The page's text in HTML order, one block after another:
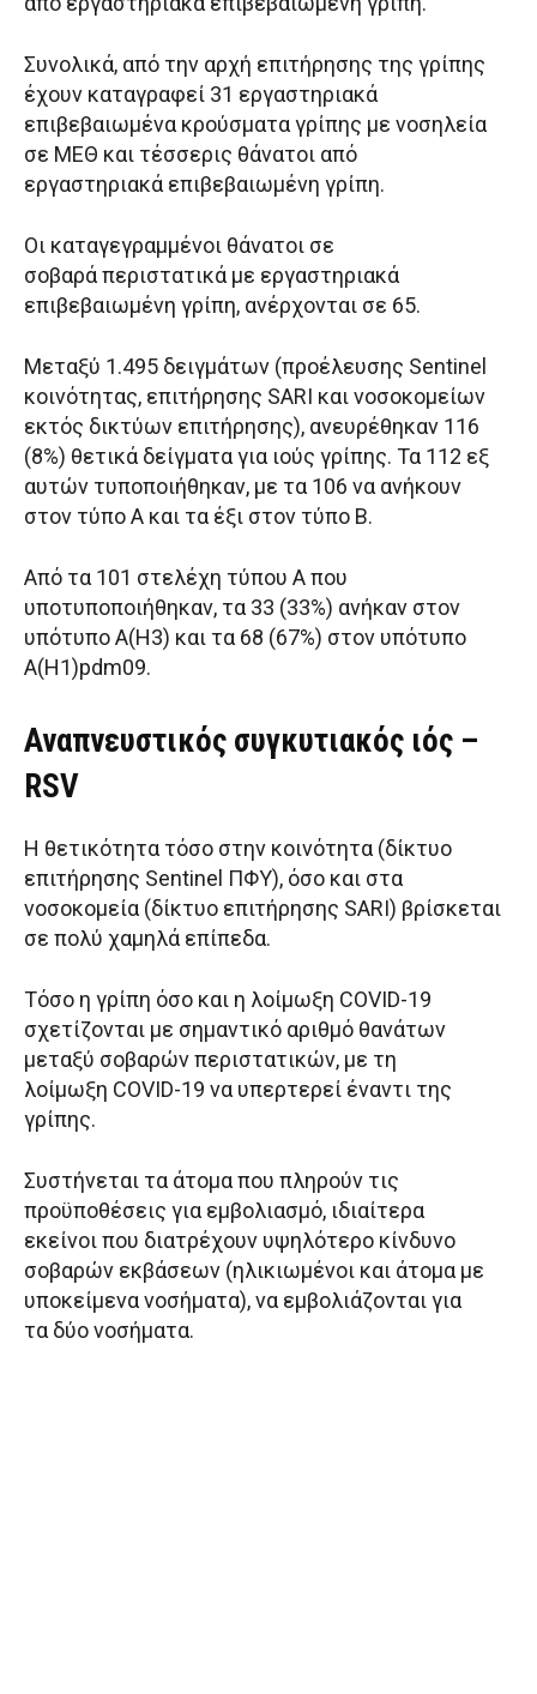
Συνολικά, από την αρχή επιτήρησης της γρίπης
έχουν καταγραφεί 31 εργαστηριακά
επιβεβαιωμένα κρούσματα γρίπης με νοσηλεία
σε ΜΕΘ και τέσσερις θάνατοι από
εργαστηριακά επιβεβαιωμένη γρίπη.
Οι καταγεγραμμένοι θάνατοι σε
σοβαρά περιστατικά με εργαστηριακά
επιβεβαιωμένη γρίπη, ανέρχονται σε 65.
Μεταξύ 1.495 δειγμάτων (προέλευσης Sentinel
κοινότητας, επιτήρησης SARI και νοσοκομείων
εκτός δικτύων επιτήρησης), ανευρέθηκαν 116
(8%) θετικά δείγματα για ιούς γρίπης. Τα 112 εξ
αυτών τυποποιήθηκαν, με τα 106 να ανήκουν
στον τύπο Α και τα έξι στον τύπο Β.
Από τα 101 στελέχη τύπου Α που
υποτυποποιήθηκαν, τα 33 (33%) ανήκαν στον
υπότυπο Α(Η3) και τα 68 (67%) στον υπότυπο
Α(Η1)pdm09.
Αναπνευστικός συγκυτιακός ιός –
RSV
Η θετικότητα τόσο στην κοινότητα (δίκτυο
επιτήρησης Sentinel ΠΦΥ), όσο και στα
νοσοκομεία (δίκτυο επιτήρησης SARI) βρίσκεται
σε πολύ χαμηλά επίπεδα.
Τόσο η γρίπη όσο και η λοίμωξη COVID-19
σχετίζονται με σημαντικό αριθμό θανάτων
μεταξύ σοβαρών περιστατικών, με τη
λοίμωξη COVID-19 να υπερτερεί έναντι της
γρίπης.
Συστήνεται τα άτομα που πληρούν τις
προϋποθέσεις για εμβολιασμό, ιδιαίτερα
εκείνοι που διατρέχουν υψηλότερο κίνδυνο
σοβαρών εκβάσεων (ηλικιωμένοι και άτομα με
υποκείμενα νοσήματα), να εμβολιάζονται για
τα δύο νοσήματα.